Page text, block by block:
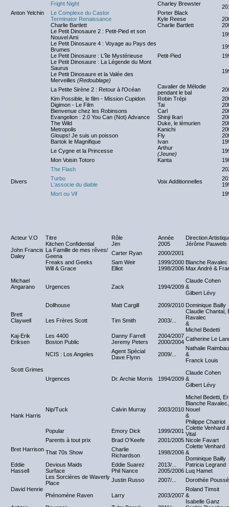
Anton Yelchin
Fright Night Charley Brewster
Le Complexe du Castor
Porter Black
Terminator Renaissance
Kyle Reese
Charlie Bartlett
Charlie Bartlett
Le Petit Dinosaure 2 : Petit-Pied et son
Nouvel Ami
Petit-Pied
Le Petit Dinosaure 4 : Voyage au Pays des
Brumes
Le Petit Dinosaure : L'île Mystérieuse
Le Petit Dinosaure : La Légende du Mont
Saurus
Le Petit Dinosaure et la Valée des
Merveilles (Redoublage)
La Petite Sirène 2 : Retour à l'Océan
Cavalier de Mélodie
pendant le bal
Kim Possible, le film - Mission Cupidon Robin Trépi
Digimon - Le Film Tai
Bienvenue chez les Robinsons Carl
Evangelion : 2.0 You Can (Not) Advance Shinji Ikari
The Wild Duke, le lémurien
Metropolis Kanichi
Gloups! Je suis un poisson Fly
Bartok le Magnifique Ivan
Le Cygne et la Princesse
Arthur
(Jeune)
Mon Voisin Totoro Kanta
Divers
The Flash
Voix Additionnelles
Turbo
L'associe du diable
Mort ou Vif
Acteur V.O Titre Rôle Année
Direction
John Francis
Daley
Kitchen Confidential Jim 2005
Jérôme Pauwels
La Famille de mes rêves/
Geena
Carter Ryan 2000/2001
Freaks and Geeks
Sam Weir 1999/2000 Blanche Ravalec
Michael
Angarano
Will & Grace Elliot 1998/2006 Max André &
Urgences Zack 1994/2009
Claude Cohen
&
Gilbert Lévy
Brett
Claywell
Dollhouse Matt Cargill 2009/2010 Dominique Bailly
Les Frères Scott Tim Smith 2003/...
Claudie Chantal,
Ravalec
&
Michel Bedetti
Kaj-Erik
Eriksen
Les 4400 Danny Farrell 2004/2007 Catherine Le
Boston Public Jeremy Peters 2000/2004
Scott Grimes
NCIS : Los Angeles
Agent Spécial
Dave Flynn
2009/...
Nathalie
&
Franck Louis
Urgences Dr. Archie Morris 1994/2009
Claude Cohen
&
Gilbert Lévy
Hank Harris
Nip/Tuck Calvin Murray 2003/2010
Michel Bedetti,
Blanche
Nouel
&
Philippe Chatriot
Popular
Emory Dick 1999/2001 Colette Venhard
Vital
Bret Harrison
Parents à tout prix Brad O'Keefe 2001/2005 Nicole Favart
That 70s Show
Charlie
Richardson
1998/2006
Colette Venhard
&
Dominique Bailly
Eddie
Hassell
Devious Maids Eddie Suarez 2013/...
Patricia Legrand
Surface
Phil Nance 2005/2006 Luq Hamet
David Henrie
Les Sorcières de Waverly
Place
Justin Russo 2007/... Dorothée
Phénomène Raven Larry 2003/2007
Roland Timsit
&
Isabelle Ganz